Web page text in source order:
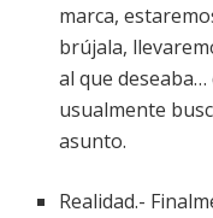
marca,
brújala,
al que
usualmente
asunto.
Realidad.-